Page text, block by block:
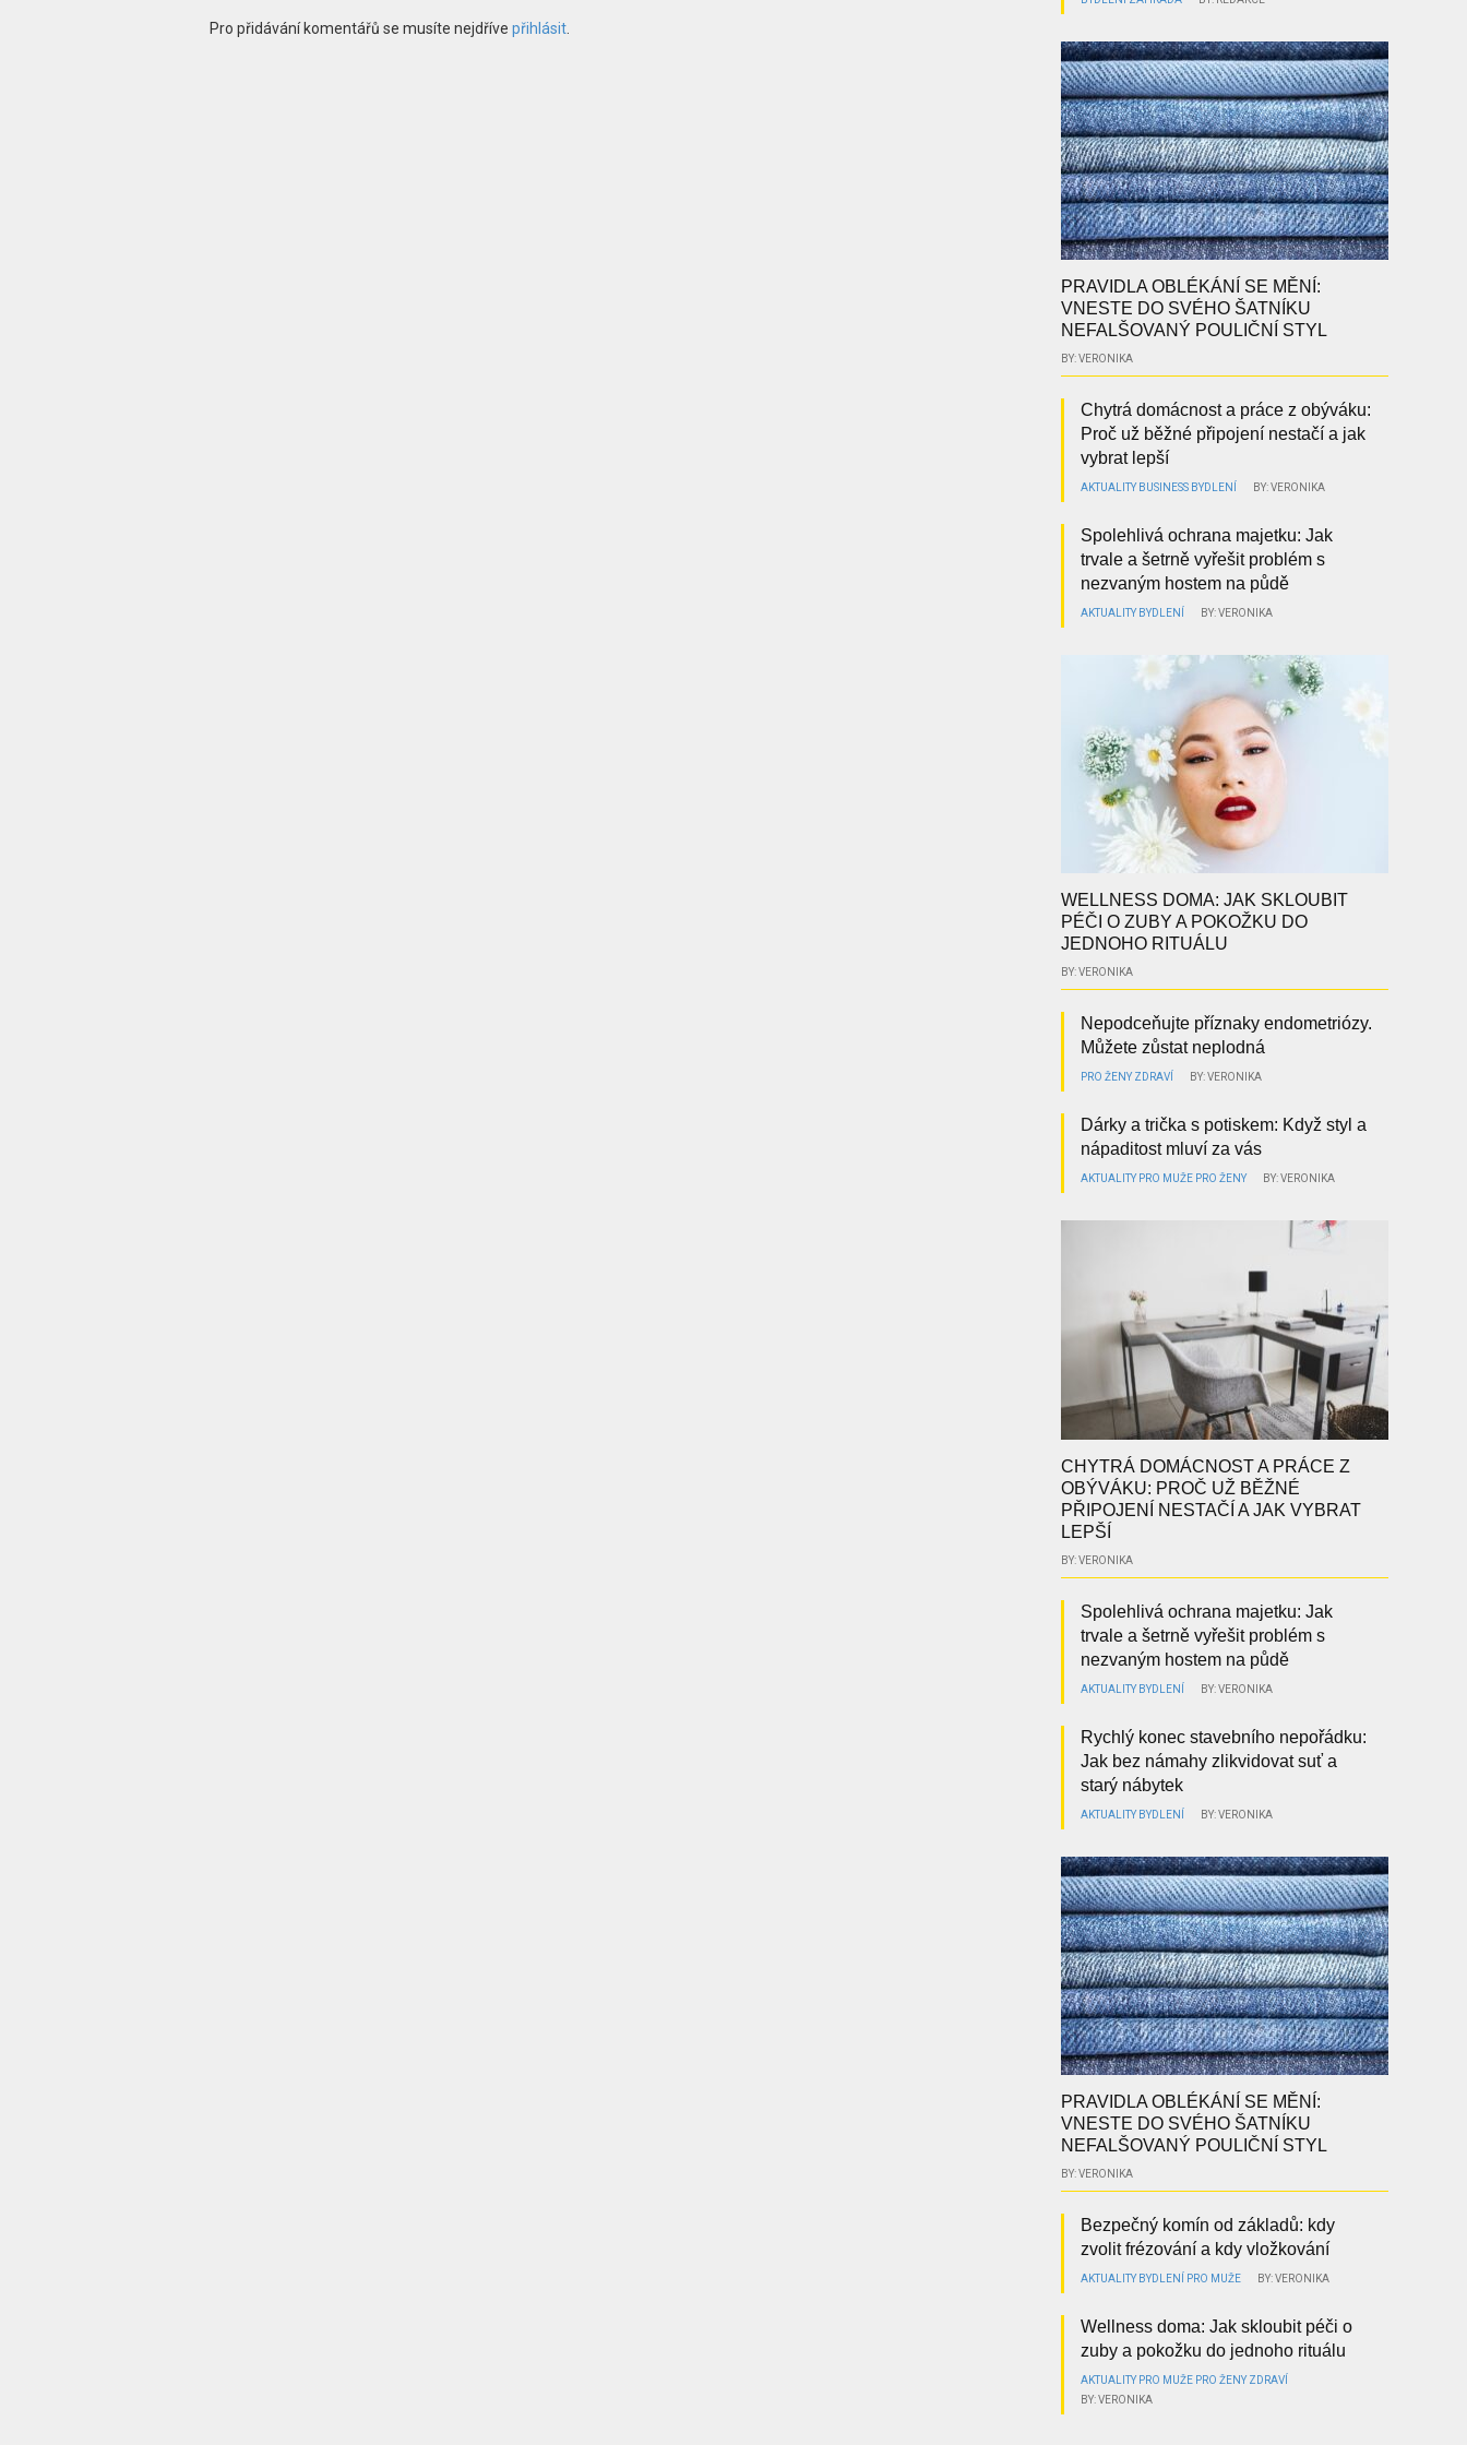
Pro přidávání komentářů se musíte nejdříve přihlásit.
PRAVIDLA OBLÉKÁNÍ SE MĚNÍ:
VNESTE DO SVÉHO ŠATNÍKU
NEFALŠOVANÝ POULIČNÍ STYL
BY: VERONIKA
Chytrá domácnost a práce z obýváku:
Proč už běžné připojení nestačí a jak
vybrat lepší
AKTUALITY BUSINESS BYDLENÍ BY: VERONIKA
Spolehlivá ochrana majetku: Jak
trvale a šetrně vyřešit problém s
nezvaným hostem na půdě
AKTUALITY BYDLENÍ BY: VERONIKA
WELLNESS DOMA: JAK SKLOUBIT
PÉČI O ZUBY A POKOŽKU DO
JEDNOHO RITUÁLU
BY: VERONIKA
Nepodceňujte příznaky endometriózy.
Můžete zůstat neplodná
PRO ŽENY ZDRAVÍ BY: VERONIKA
Dárky a trička s potiskem: Když styl a
nápaditost mluví za vás
AKTUALITY PRO MUŽE PRO ŽENY BY: VERONIKA
CHYTRÁ DOMÁCNOST A PRÁCE Z
OBÝVÁKU: PROČ UŽ BĚŽNÉ
PŘIPOJENÍ NESTAČÍ A JAK VYBRAT
LEPŠÍ
BY: VERONIKA
Spolehlivá ochrana majetku: Jak
trvale a šetrně vyřešit problém s
nezvaným hostem na půdě
AKTUALITY BYDLENÍ BY: VERONIKA
Rychlý konec stavebního nepořádku:
Jak bez námahy zlikvidovat suť a
starý nábytek
AKTUALITY BYDLENÍ BY: VERONIKA
PRAVIDLA OBLÉKÁNÍ SE MĚNÍ:
VNESTE DO SVÉHO ŠATNÍKU
NEFALŠOVANÝ POULIČNÍ STYL
BY: VERONIKA
Bezpečný komín od základů: kdy
zvolit frézování a kdy vložkování
AKTUALITY BYDLENÍ PRO MUŽE BY: VERONIKA
Wellness doma: Jak skloubit péči o
zuby a pokožku do jednoho rituálu
AKTUALITY PRO MUŽE PRO ŽENY ZDRAVÍ
BY: VERONIKA